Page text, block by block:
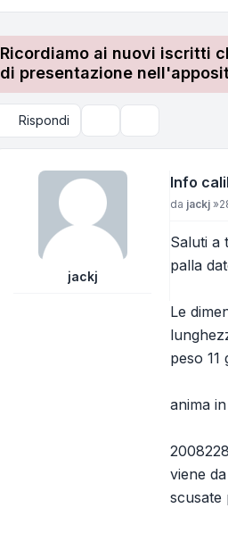
Ricordiamo ai nuovi iscritti
di presentazione
Rispondi
jackj
Info
Messaggio
da jackj »
Saluti a
palla
Le
peso 11
anima
viene
scusate